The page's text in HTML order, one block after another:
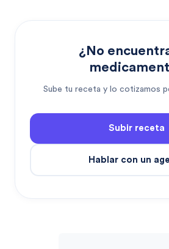
¿No
Sube tu receta y lo cotizamos
Subir receta
Hablar con un